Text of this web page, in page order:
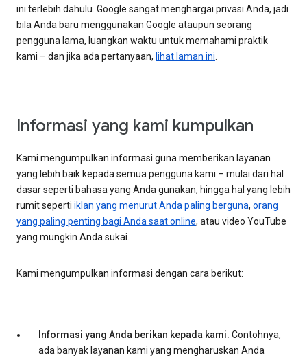
ini terlebih dahulu. Google sangat menghargai privasi Anda, jadi
bila Anda baru menggunakan Google ataupun seorang
pengguna lama, luangkan waktu untuk memahami praktik
kami – dan jika ada pertanyaan, lihat laman ini.
Informasi yang kami kumpulkan
Kami mengumpulkan informasi guna memberikan layanan
yang lebih baik kepada semua pengguna kami – mulai dari hal
dasar seperti bahasa yang Anda gunakan, hingga hal yang lebih
rumit seperti iklan yang menurut Anda paling berguna, orang
yang paling penting bagi Anda saat online, atau video YouTube
yang mungkin Anda sukai.
Kami mengumpulkan informasi dengan cara berikut:
Informasi yang Anda berikan kepada kami. Contohnya,
ada banyak layanan kami yang mengharuskan Anda